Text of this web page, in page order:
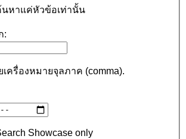
นหาแค่หัวข้อเท่านั้น
:
ครื่องหมายจุลภาค (comma).
Showcase only